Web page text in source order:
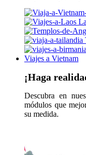
Viajes a Vietnam
¡Haga
Descubra en
módulos que
su medida.